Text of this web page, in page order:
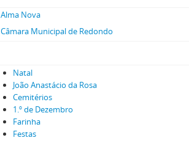
Alma Nova
Câmara Municipal de Redondo
Natal
João Anastácio da Rosa
Cemitérios
1.º de Dezembro
Farinha
Festas